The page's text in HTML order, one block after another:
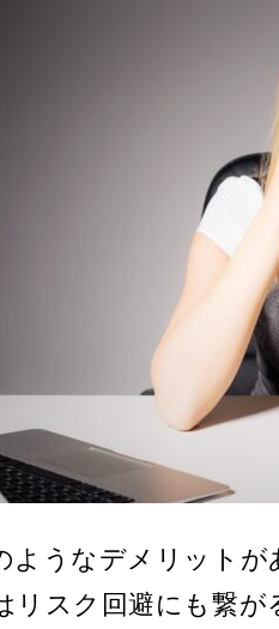
ようなデメリット
リスク回避にも繋が